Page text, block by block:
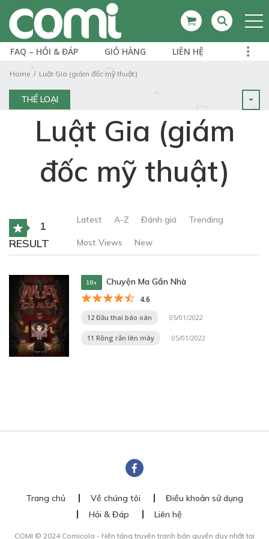
FAQ – HỎI & ĐÁP GIỎ HÀNG LIÊN HỆ
Home Luật Gia (giám đốc mỹ thuật)
THỂ LOẠI
Luật Gia (giám
đốc mỹ thuật)
1
RESULT
Latest A-Z Đánh giá Trending
Most Views New
18+ Chuyện Ma Gần Nhà
4.6
12 Đầu thai báo oán 05/01/2022
11 Rồng rắn lên mây 05/01/2022
Trang chủ Về chúng tôi
Điều khoản sử dụng
Hỏi & Đáp
Liên hệ
COMI © 2024 Comicola - Nền tảng truyện tranh bản quyền duy nhất tại